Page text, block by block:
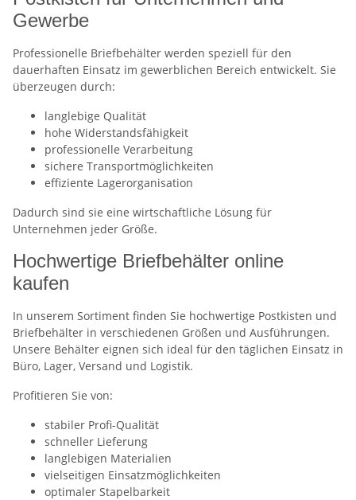
Gewerbe
Professionelle Briefbehälter werden speziell für den
dauerhaften Einsatz im gewerblichen Bereich entwickelt. Sie
überzeugen durch:
langlebige Qualität
hohe Widerstandsfähigkeit
professionelle Verarbeitung
sichere Transportmöglichkeiten
effiziente Lagerorganisation
Dadurch sind sie eine wirtschaftliche Lösung für
Unternehmen jeder Größe.
Hochwertige Briefbehälter online
kaufen
In unserem Sortiment finden Sie hochwertige Postkisten und
Briefbehälter in verschiedenen Größen und Ausführungen.
Unsere Behälter eignen sich ideal für den täglichen Einsatz in
Büro, Lager, Versand und Logistik.
Profitieren Sie von:
stabiler Profi-Qualität
schneller Lieferung
langlebigen Materialien
vielseitigen Einsatzmöglichkeiten
optimaler Stapelbarkeit